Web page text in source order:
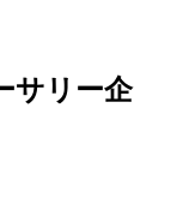
サリー企